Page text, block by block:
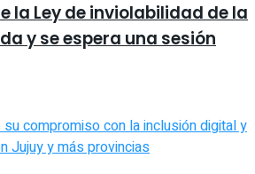
la Ley de inviolabilidad de la
y se espera una sesión